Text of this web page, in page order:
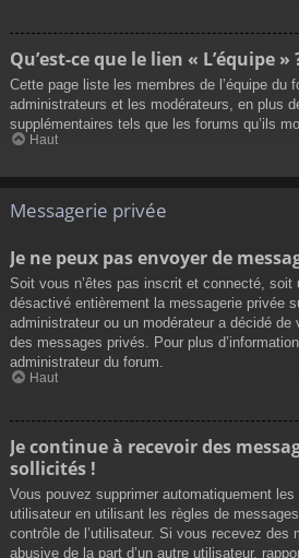
Qu’est-ce que le lien « L’équipe »
Cette page liste les membres de l’équipe du
administrateurs et les modérateurs, en plus
supplémentaires tels que les forums qu’ils
Haut
Messagerie privée
Je ne peux pas envoyer de
Soit vous n’êtes pas inscrit et connecté, soit
désactivé entièrement la messagerie privée
administrateur ou un modérateur a décidé de
des messages privés. Pour plus
administrateur du forum.
Haut
Je continue à recevoir des
sollicités !
Vous pouvez supprimer automatiquement les
utilisateur en utilisant les règles de
contrôle de l’utilisateur. Si vous recevez des
abusive de la part d’un autre utilisateur,